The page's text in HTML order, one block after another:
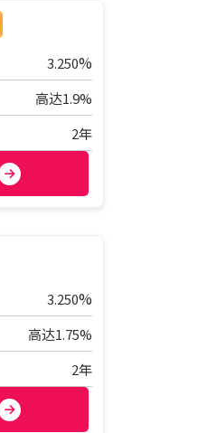
3.250%
高达1.9%
2年
3.250%
高达1.75%
2年